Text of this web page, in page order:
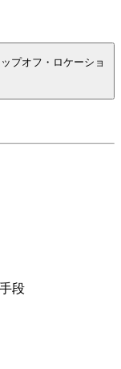
プオフ・ロケーショ
段